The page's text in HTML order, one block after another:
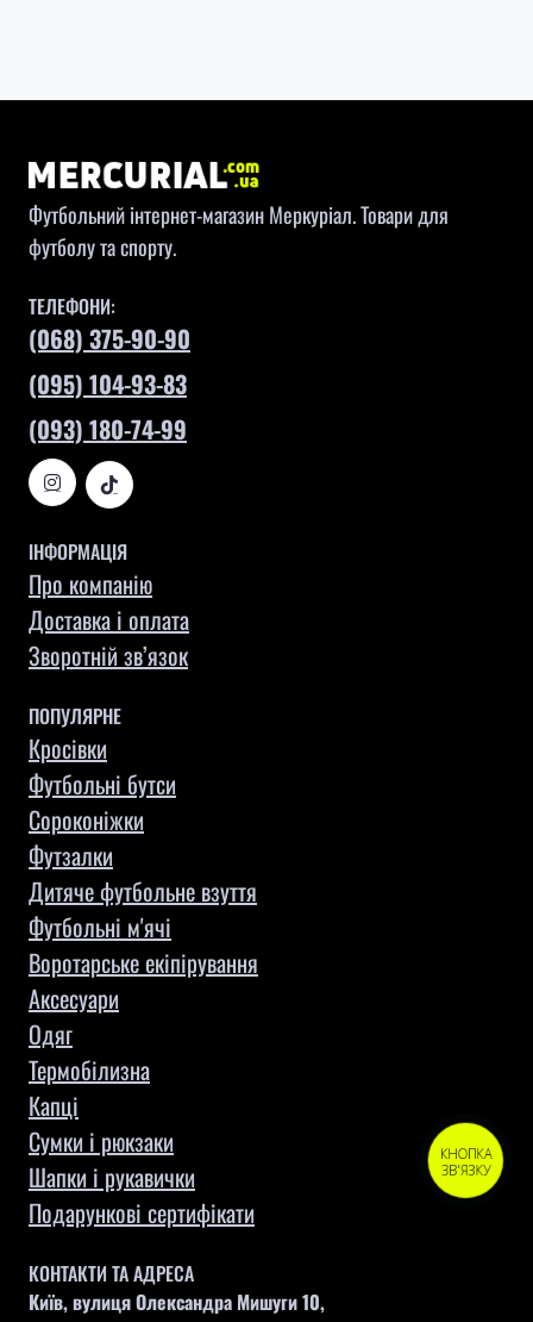
Футбольний інтернет-магазин Меркуріал. Товари для
футболу та спорту.
ТЕЛЕФОНИ:
(068) 375-90-90
(095) 104-93-83
(093) 180-74-99
ІНФОРМАЦІЯ
Про компанію
Доставка і оплата
Зворотній зв’язок
ПОПУЛЯРНЕ
Кросівки
Футбольні бутси
Сороконіжки
Футзалки
Дитяче футбольне взуття
Футбольні м'ячі
Воротарське екіпірування
Aксесуари
Одяг
Термобілизна
Капці
Сумки і рюкзаки
Шапки і рукавички
Подарункові сертифікати
КОНТАКТИ ТА АДРЕСА
Київ, вулиця Олександра Мишуги 10,
КНОПКА
ЗВ'ЯЗКУ